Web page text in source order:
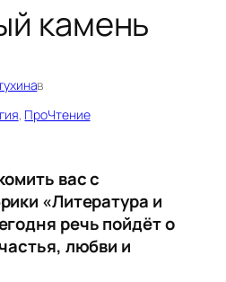
камень
в
, ПроЧтение
вас с
«Литература и
речь пойдёт о
любви и